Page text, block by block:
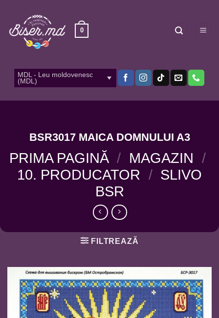
content
0
MDL - Leu moldovenesc
(MDL)
BSR3017 MAICA DOMNULUI A3
PRIMA PAGINĂ / MAGAZIN /
10. PRODUCATOR / SLIVO
BSR
FILTREAZĂ